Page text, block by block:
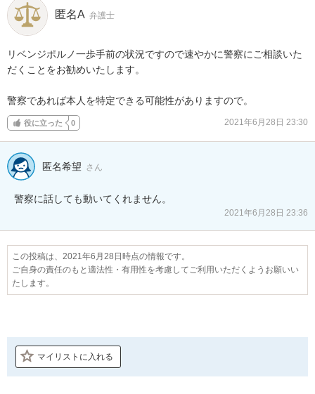
匿名A 弁護士
リベンジポルノ一歩手前の状況ですので速やかに警察にご相談いた
だくことをお勧めいたします。
警察であれば本人を特定できる可能性がありますので。
役に立った 0 2021年6月28日 23:30
匿名希望 さん
警察に話しても動いてくれません。
2021年6月28日 23:36
この投稿は、2021年6月28日時点の情報です。
ご自身の責任のもと適法性・有用性を考慮してご利用いただくようお願いい
たします。
マイリストに入れる